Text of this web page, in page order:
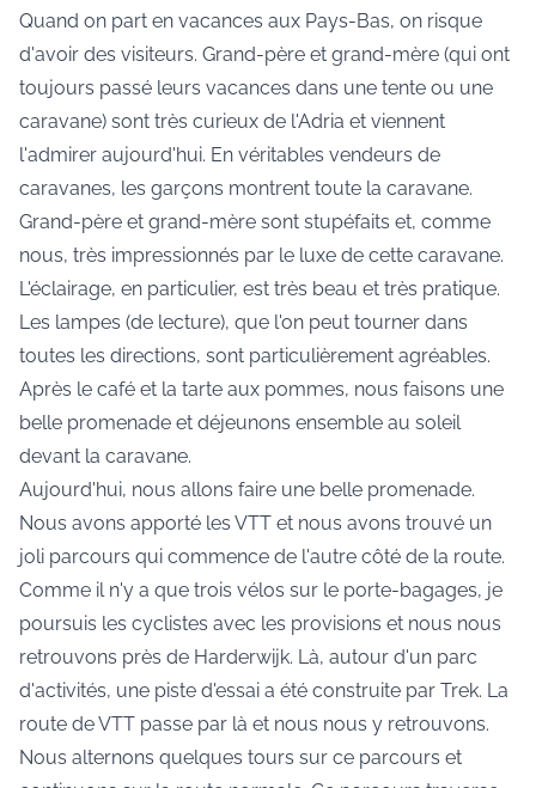
Quand on part en vacances aux Pays-Bas, on risque
d'avoir des visiteurs. Grand-père et grand-mère (qui ont
toujours passé leurs vacances dans une tente ou une
caravane) sont très curieux de l'Adria et viennent
l'admirer aujourd'hui. En véritables vendeurs de
caravanes, les garçons montrent toute la caravane.
Grand-père et grand-mère sont stupéfaits et, comme
nous, très impressionnés par le luxe de cette caravane.
L'éclairage, en particulier, est très beau et très pratique.
Les lampes (de lecture), que l'on peut tourner dans
toutes les directions, sont particulièrement agréables.
Après le café et la tarte aux pommes, nous faisons une
belle promenade et déjeunons ensemble au soleil
devant la caravane.
Aujourd'hui, nous allons faire une belle promenade.
Nous avons apporté les VTT et nous avons trouvé un
joli parcours qui commence de l'autre côté de la route.
Comme il n'y a que trois vélos sur le porte-bagages, je
poursuis les cyclistes avec les provisions et nous nous
retrouvons près de Harderwijk. Là, autour d'un parc
d'activités, une piste d'essai a été construite par Trek. La
route de VTT passe par là et nous nous y retrouvons.
Nous alternons quelques tours sur ce parcours et